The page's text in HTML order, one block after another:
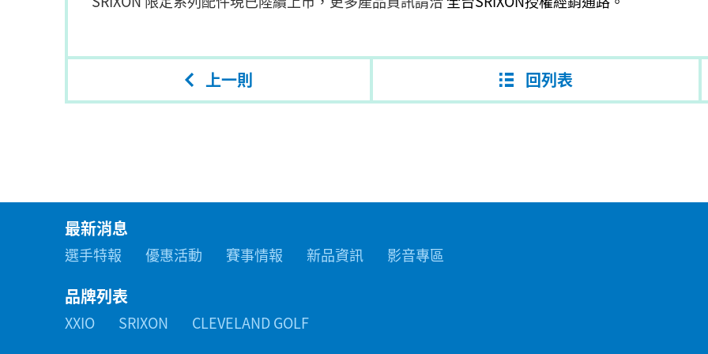
上一則 回列表
最新消息
選手特報 優惠活動 賽事情報 新品資訊 影音專區
品牌列表
XXIO SRIXON CLEVELAND GOLF